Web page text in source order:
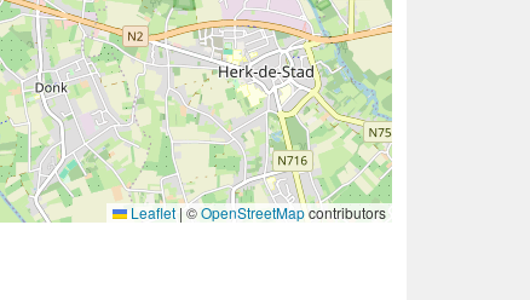
Leaflet | ©OpenStreetMapcontributors